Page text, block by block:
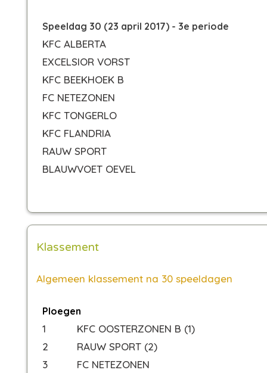
Speeldag 30 (23 april 2017) - 3e periode
KFC ALBERTA
EXCELSIOR VORST
KFC BEEKHOEK B
FC NETEZONEN
KFC TONGERLO
KFC FLANDRIA
RAUW SPORT
BLAUWVOET OEVEL
Klassement
Algemeen klassement na 30 speeldagen
Ploegen
1
KFC OOSTERZONEN B (1)
2
RAUW SPORT (2)
3
FC NETEZONEN